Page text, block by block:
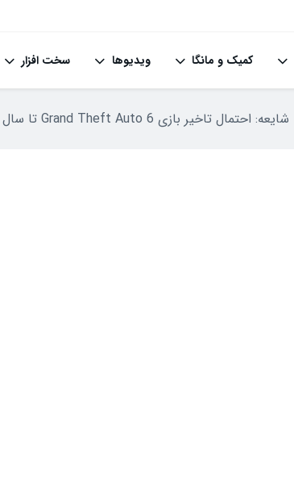
کمیک و مانگا ویدیوها سخت افزار
شایعه: احتمال تاخیر بازی Grand Theft Auto 6 تا سال ۲۰۲۶ وجود دارد